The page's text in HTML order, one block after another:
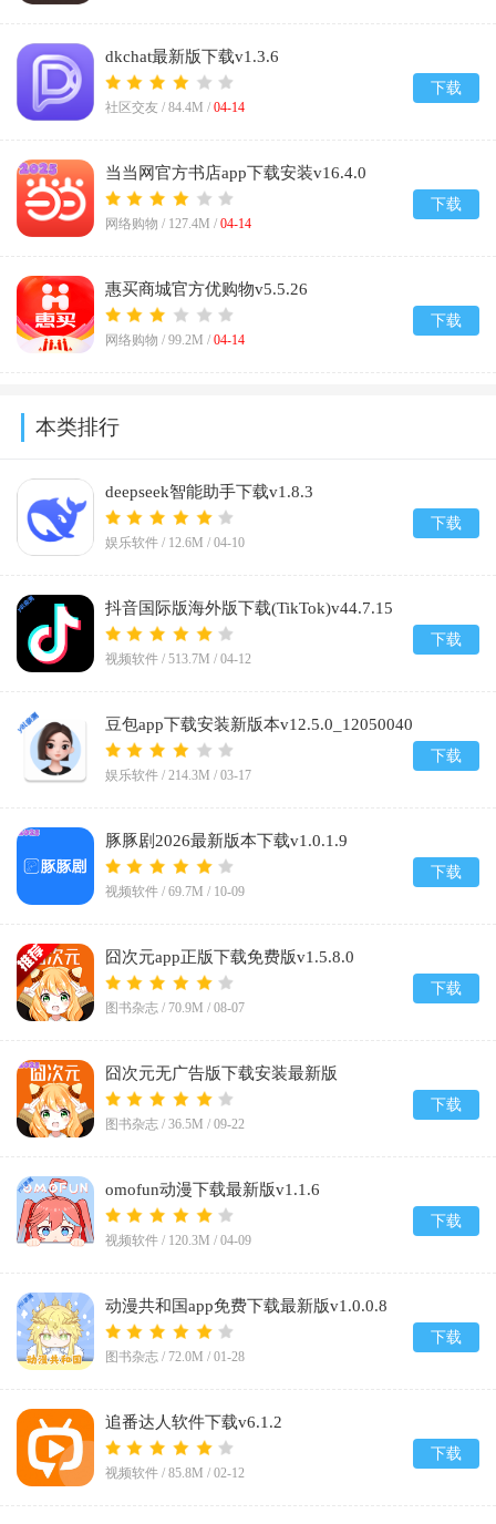
dkchat最新版下载v1.3.6
社区交友 / 84.4M / 04-14
下载
当当网官方书店app下载安装v16.4.0
网络购物 / 127.4M / 04-14
下载
惠买商城官方优购物v5.5.26
网络购物 / 99.2M / 04-14
下载
本类排行
deepseek智能助手下载v1.8.3
娱乐软件 / 12.6M / 04-10
下载
抖音国际版海外版下载(TikTok)v44.7.15
视频软件 / 513.7M / 04-12
下载
豆包app下载安装新版本v12.5.0_12050040
娱乐软件 / 214.3M / 03-17
下载
豚豚剧2026最新版本下载v1.0.1.9
视频软件 / 69.7M / 10-09
下载
囧次元app正版下载免费版v1.5.8.0
图书杂志 / 70.9M / 08-07
下载
囧次元无广告版下载安装最新版
2026v1.5.8.0
图书杂志 / 36.5M / 09-22
下载
omofun动漫下载最新版v1.1.6
视频软件 / 120.3M / 04-09
下载
动漫共和国app免费下载最新版v1.0.0.8
图书杂志 / 72.0M / 01-28
下载
追番达人软件下载v6.1.2
视频软件 / 85.8M / 02-12
下载